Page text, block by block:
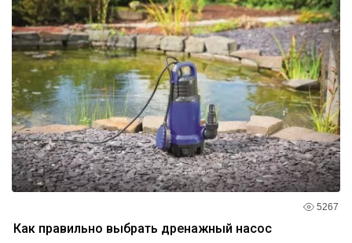
5267
Как правильно выбрать дренажный насос